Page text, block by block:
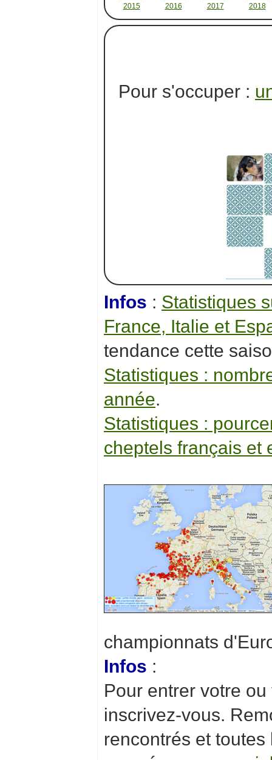
2015
2016
2017
2018
Pour s'occuper :
Infos : Statistiques
France, Italie et
tendance cette
Statistiques :
année.
Statistiques :
cheptels français et
championnats
Infos :
Pour entrer votre
inscrivez-vous.
rencontrés et